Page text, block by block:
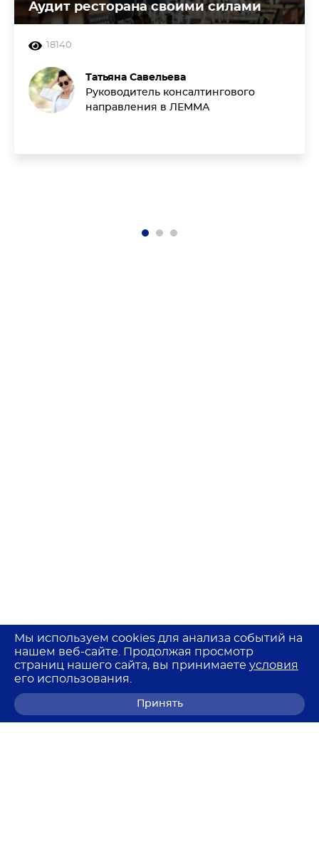
Аудит ресторана своими силами
18140
Татьяна Савельева
Руководитель консалтингового
направления в ЛЕММА
Мы используем cookies для анализа событий на
нашем веб-сайте. Продолжая просмотр
страниц нашего сайта, вы принимаете условия
его использования.
Принять